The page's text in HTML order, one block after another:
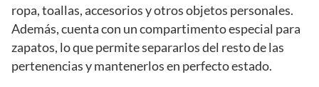
ropa, toallas, accesorios y otros objetos personales.
Además, cuenta con un compartimento especial para
zapatos, lo que permite separarlos del resto de las
pertenencias y mantenerlos en perfecto estado.